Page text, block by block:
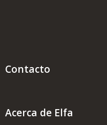
Contacto
Acerca de Elfa